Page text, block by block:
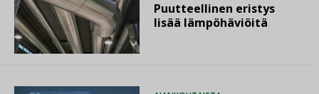
Puutteellinen eristys
lisää lämpöhäviöitä